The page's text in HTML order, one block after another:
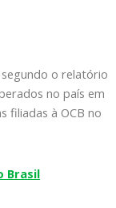
o relatório
no país em
filiadas à OCB no
Brasil